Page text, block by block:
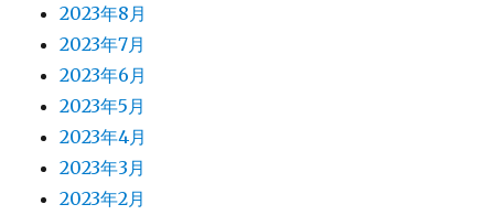
2023年8月
2023年7月
2023年6月
2023年5月
2023年4月
2023年3月
2023年2月